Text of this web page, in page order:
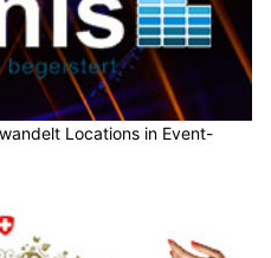
Locations in Event-